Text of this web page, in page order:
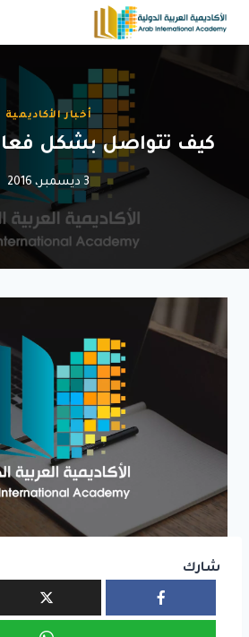
التجاوز
أخبار الأكاديمية
كيف تتواصل بشكل
3 ديسمبر، 2016
شارك